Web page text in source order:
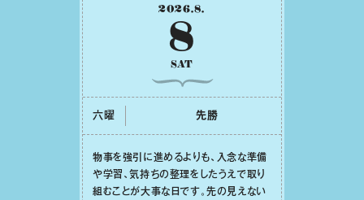
2026.8.
8
SAT
六曜 先勝
物事を強引に進めるよりも、⼊念な準備
や学習、気持ちの整理をしたうえで取り
組むことが⼤事な⽇です。先の⾒えない